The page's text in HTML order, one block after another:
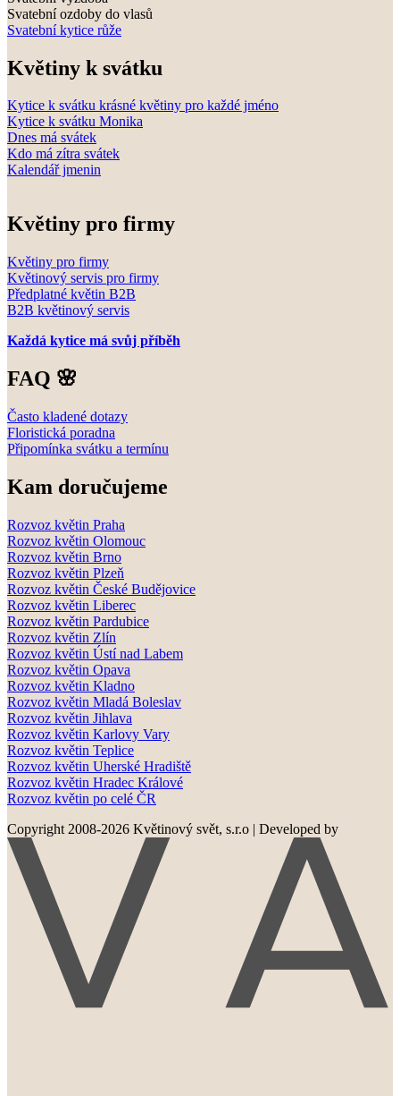
Svatební ozdoby do vlasů
Svatební kytice růže
Květiny k svátku
Kytice k svátku krásné květiny pro každé jméno
Kytice k svátku Monika
Dnes má svátek
Kdo má zítra svátek
Kalendář jmenin
Květiny pro firmy
Květiny pro firmy
Květinový servis pro firmy
Předplatné květin B2B
B2B květinový servis
Každá kytice má svůj příběh
FAQ 🌸
Často kladené dotazy
Floristická poradna
Připomínka svátku a termínu
Kam doručujeme
Rozvoz květin Praha
Rozvoz květin Olomouc
Rozvoz květin Brno
Rozvoz květin Plzeň
Rozvoz květin České Budějovice
Rozvoz květin Liberec
Rozvoz květin Pardubice
Rozvoz květin Zlín
Rozvoz květin Ústí nad Labem
Rozvoz květin Opava
Rozvoz květin Kladno
Rozvoz květin Mladá Boleslav
Rozvoz květin Jihlava
Rozvoz květin Karlovy Vary
Rozvoz květin Teplice
Rozvoz květin Uherské Hradiště
Rozvoz květin Hradec Králové
Rozvoz květin po celé ČR
Copyright 2008-2026 Květinový svět, s.r.o | Developed by